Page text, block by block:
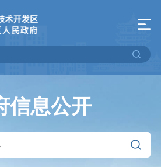
信息公开